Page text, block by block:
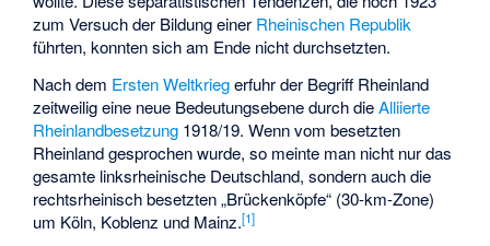
zum Versuch der Bildung einer Rheinischen Republik
führten, konnten sich am Ende nicht durchsetzten.
Nach dem Ersten Weltkriegerfuhr der Begriff Rheinland
zeitweilig eine neue Bedeutungsebene durch dieAlliierte
Rheinlandbesetzung 1918/19. Wenn vom besetzten
Rheinland gesprochen wurde, so meinte man nicht nur das
gesamte linksrheinische Deutschland, sondern auch die
rechtsrheinisch besetzten „Brückenköpfe“ (30-km-Zone)
um Köln, Koblenz und Mainz.[1]